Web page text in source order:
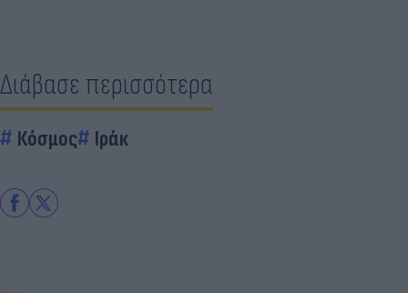
Διάβασε περισσότερα
Κόσμος Ιράκ